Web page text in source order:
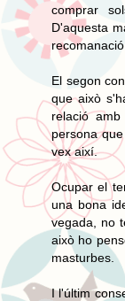
comprar
D'aquesta
El segon
que això
relació
persona
vex així.
Ocupar el
una bona
vegada, no
això ho
masturbes.
I l'últim